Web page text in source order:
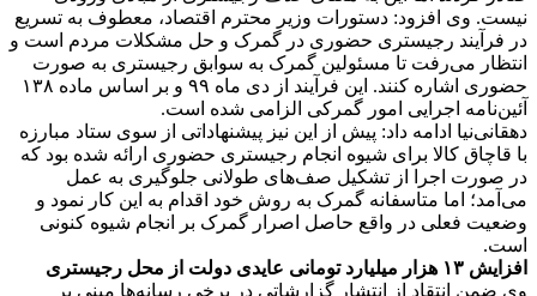
نیست. وی افزود: دستورات وزیر محترم اقتصاد، معطوف به تسریع
در فرآیند رجیستری حضوری در گمرک و حل مشکلات مردم است و
انتظار می‌رفت تا مسئولین گمرک به سوابق رجیستری به صورت
حضوری اشاره کنند. این فرآیند از دی ماه ۹۹ و بر اساس ماده ۱۳۸
آئین‌نامه اجرایی امور گمرکی الزامی شده است.
دهقانی‌نیا ادامه داد: پیش از این نیز پیشنهاداتی از سوی ستاد مبارزه
با قاچاق کالا برای شیوه انجام رجیستری حضوری ارائه شده بود که
در صورت اجرا از تشکیل صف‌های طولانی جلوگیری به عمل
می‌آمد؛ اما متاسفانه گمرک به روش خود اقدام به این کار نمود و
وضعیت فعلی در واقع حاصل اصرار گمرک بر انجام شیوه کنونی
است.
افزایش ۱۳ هزار میلیارد تومانی عایدی دولت از محل رجیستری
وی ضمن انتقاد از انتشار گزارشاتی در برخی رسانه‌ها مبنی بر